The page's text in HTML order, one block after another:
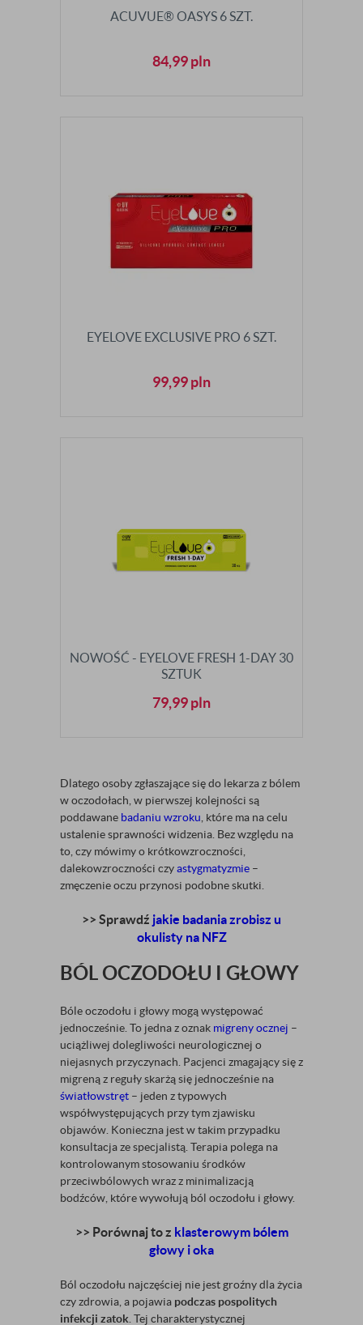
ACUVUE® OASYS 6 SZT.
84,99pln
EYELOVE EXCLUSIVE PRO 6 SZT.
99,99pln
NOWOŚĆ - EYELOVE FRESH 1-DAY 30
SZTUK
79,99pln
Dlatego osoby zgłaszające się do lekarza z bólem
w oczodołach, w pierwszej kolejności są
poddawane badaniu wzroku , które ma na celu
ustalenie sprawności widzenia. Bez względu na
to, czy mówimy o krótkowzroczności,
dalekowzroczności czyastygmatyzmie –
zmęczenie oczu przynosi podobne skutki.
>> Sprawdź jakie badania zrobisz u
okulisty na NFZ
BÓL OCZODOŁU I GŁOWY
Bóle oczodołu i głowy mogą występować
jednocześnie. To jedna z oznak migreny ocznej –
uciążliwej dolegliwości neurologicznej o
niejasnych przyczynach. Pacjenci zmagający się z
migreną z reguły skarżą się jednocześnie na
światłowstręt – jeden z typowych
współwystępujących przy tym zjawisku
objawów. Konieczna jest w takim przypadku
konsultacja ze specjalistą. Terapia polega na
kontrolowanym stosowaniu środków
przeciwbólowych wraz z minimalizacją
bodźców, które wywołują ból oczodołu i głowy.
>> Porównaj to z klasterowym bólem
głowy i oka
Ból oczodołu najczęściej nie jest groźny dla życia
czy zdrowia, a pojawia podczas pospolitych
infekcji zatok . Tej charakterystycznej